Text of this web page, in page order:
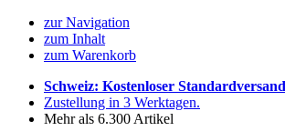
zur Navigation
zum Inhalt
zum Warenkorb
Schweiz: Kostenloser Standardversand
Zustellung in 3 Werktagen.
Mehr als 6.300 Artikel